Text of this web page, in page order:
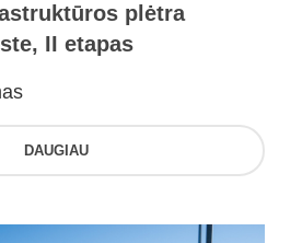
plėtra
II etapas
DAUGIAU